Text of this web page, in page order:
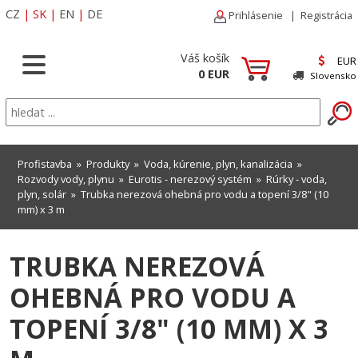
CZ | SK | EN | DE Prihlásenie | Registrácia
Váš košík
0 EUR
EUR
Slovensko
Profistavba » Produkty» Voda, kúrenie, plyn, kanalizácia »
Rozvody vody, plynu » Eurotis - nerezový systém » Rúrky - voda,
plyn, solár » Trubka nerezová ohebná pro vodu a topení 3/8" (10
mm) x 3 m
TRUBKA NEREZOVÁ
OHEBNÁ PRO VODU A
TOPENÍ 3/8" (10 MM) X 3